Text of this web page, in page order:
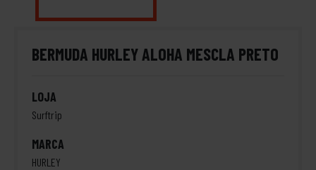
BERMUDA HURLEY ALOHA MESCLA PRETO
LOJA
Surftrip
MARCA
HURLEY